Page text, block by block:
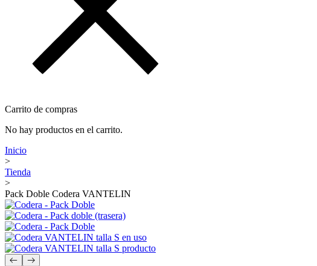
Carrito de compras
No hay productos en el carrito.
Inicio
>
Tienda
>
Pack Doble Codera VANTELIN